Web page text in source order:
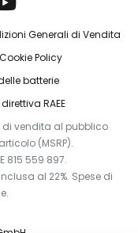
Generali di Vendita
Policy
batterie
RAEE
di vendita al pubblico
(MSRP).
815 559 897.
al 22%. Spese di